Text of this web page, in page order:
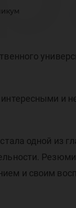
интересными и
одной из
и своим